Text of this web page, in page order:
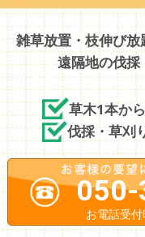
雑草放置・枝伸び
遠隔地の伐採
草木1本か
伐採・草刈
お電話受